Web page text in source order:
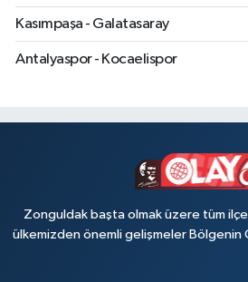
Kasımpaşa - Galatasaray
Antalyaspor - Kocaelispor
Zonguldak başta olmak üzere tüm
ülkemizden önemli gelişmeler Bölgenin